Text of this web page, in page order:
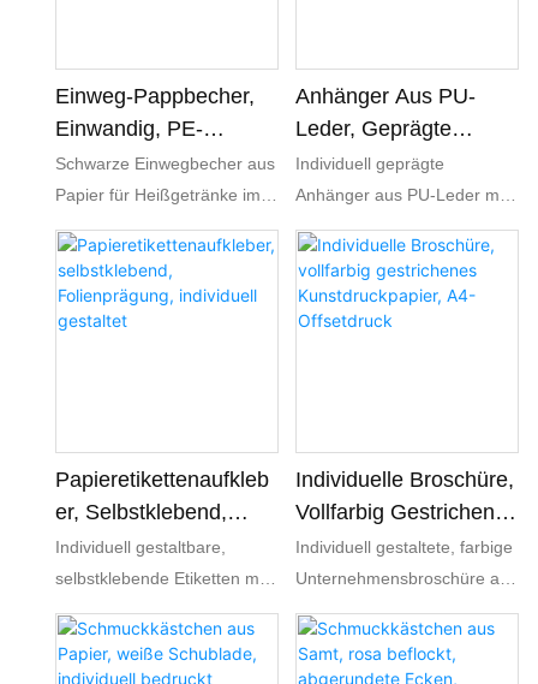
Einweg-Pappbecher,
Einwandig, PE-
Beschichtet,
Individuelles Logo
Schwarze Einwegbecher aus
Papier für Heißgetränke im
Großhandel. Individueller
Vollfarbdruck möglich,
lebensmittelecht,
auslaufsicher, ideal für Cafés
Anhänger Aus PU-
Leder, Geprägte
Silberfolie,
Individuelles Logo
Individuell geprägte
Anhänger aus PU-Leder mit
silbernem Folienlogo.
Strapazierfähige,
strukturierte Anhänger aus
Kunstleder mit individueller
Markenverpackungen.
Papieretikettenaufkleb
Er, Selbstklebend,
Folienprägung,
Individuell Gestaltet
Individuell gestaltbare,
selbstklebende Etiketten mit
vollfarbigem Druck und
Folienveredelung.
Wasserfeste Etiketten,
Individuelle Broschüre,
Vollfarbig Gestrichenes
Kunstdruckpapier, A4-
Offsetdruck
Individuell gestaltete, farbige
Unternehmensbroschüre auf
gestrichenem
Kunstdruckpapier im
Offsetdruck. OEM/ODM-